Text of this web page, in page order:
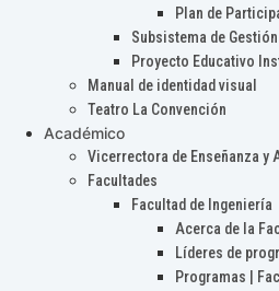
Plan de
Subsistema de Gestión
Proyecto Educativo
Manual de identidad visual
Teatro La Convención
Académico
Vicerrectora de Enseñanza y
Facultades
Facultad de Ingeniería
Acerca de la
Líderes de
Programas |